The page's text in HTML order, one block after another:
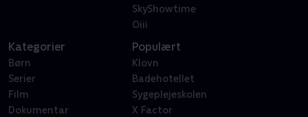
SkyShowtime
Oiii
Kategorier
Børn
Serier
Film
Dokumentar
Populært
Klovn
Badehotellet
Sygeplejeskolen
X Factor